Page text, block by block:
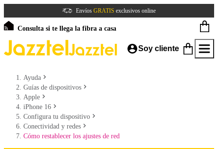
Envíos GRATIS exclusivos online
Consulta si te llega la fibra a casa
Soy cliente
Ayuda
Guías de dispositivos
Apple
iPhone 16
Configura tu dispositivo
Conectividad y redes
Cómo restablecer los ajustes de red